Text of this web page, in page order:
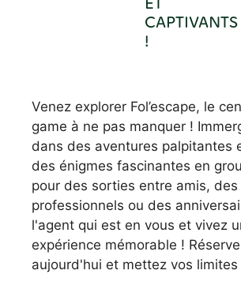
CAPTIVANTS
!
Venez explorer Fol’escape, le
game à ne pas manquer !
dans des aventures palpitantes
des énigmes fascinantes en
pour des sorties entre amis,
professionnels ou des
l'agent qui est en vous et vivez
expérience mémorable !
aujourd'hui et mettez vos limites